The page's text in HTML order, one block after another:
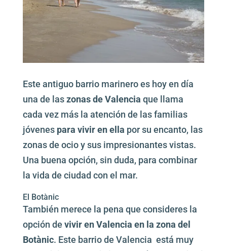
Este antiguo barrio marinero es hoy en día
una de laszonas de Valencia que llama
cada vez más la atención de las familias
jóvenes para vivir en ella por su encanto, las
zonas de ocio y sus impresionantes vistas.
Una buena opción, sin duda, para combinar
la vida de ciudad con el mar.
El Botànic
También merece la pena que consideres la
opción de vivir en Valencia en la zona del
Botànic. Este barrio de Valencia está muy